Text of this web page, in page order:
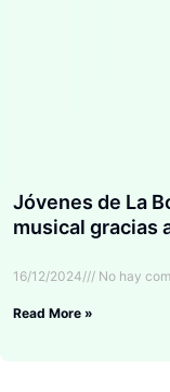
Jóvenes de La
musical gracias
16/12/2024 No hay
Read More »